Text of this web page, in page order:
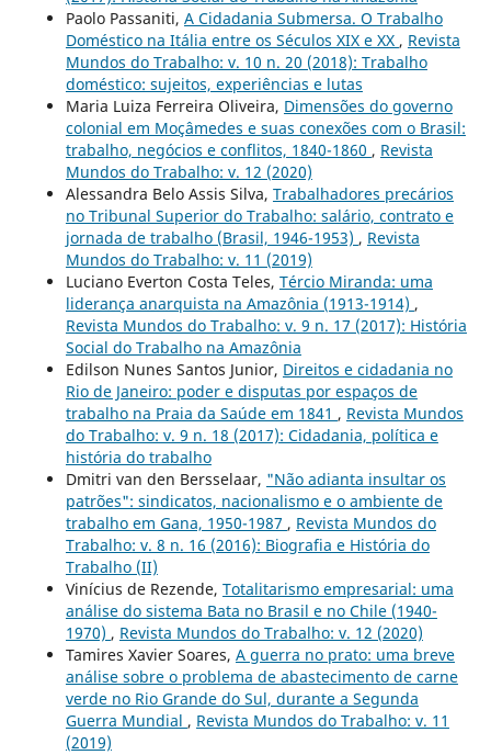
Paolo Passaniti, A Cidadania Submersa. O Trabalho
Doméstico na Itália entre os Séculos XIX e XX , Revista
Mundos do Trabalho: v. 10 n. 20 (2018): Trabalho
doméstico: sujeitos, experiências e lutas
Maria Luiza Ferreira Oliveira, Dimensões do governo
colonial em Moçâmedes e suas conexões com o Brasil:
trabalho, negócios e conflitos, 1840-1860 , Revista
Mundos do Trabalho: v. 12 (2020)
Alessandra Belo Assis Silva, Trabalhadores precários
no Tribunal Superior do Trabalho: salário, contrato e
jornada de trabalho (Brasil, 1946-1953) , Revista
Mundos do Trabalho: v. 11 (2019)
Luciano Everton Costa Teles, Tércio Miranda: uma
liderança anarquista na Amazônia (1913-1914) ,
Revista Mundos do Trabalho: v. 9 n. 17 (2017): História
Social do Trabalho na Amazônia
Edilson Nunes Santos Junior, Direitos e cidadania no
Rio de Janeiro: poder e disputas por espaços de
trabalho na Praia da Saúde em 1841 , Revista Mundos
do Trabalho: v. 9 n. 18 (2017): Cidadania, política e
história do trabalho
Dmitri van den Bersselaar, "Não adianta insultar os
patrões": sindicatos, nacionalismo e o ambiente de
trabalho em Gana, 1950-1987 , Revista Mundos do
Trabalho: v. 8 n. 16 (2016): Biografia e História do
Trabalho (II)
Vinícius de Rezende, Totalitarismo empresarial: uma
análise do sistema Bata no Brasil e no Chile (1940-
1970) , Revista Mundos do Trabalho: v. 12 (2020)
Tamires Xavier Soares, A guerra no prato: uma breve
análise sobre o problema de abastecimento de carne
verde no Rio Grande do Sul, durante a Segunda
Guerra Mundial , Revista Mundos do Trabalho: v. 11
(2019)